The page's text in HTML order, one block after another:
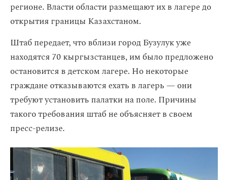
регионе. Власти области размещают их в лагере до
открытия границы Казахстаном.
Штаб передает, что вблизи город Бузулук уже
находятся 70 кыргызстанцев, им было предложено
остановится в детском лагере. Но некоторые
граждане отказываются ехать в лагерь — они
требуют установить палатки на поле. Причины
такого требования штаб не объясняет в своем
пресс-релизе.